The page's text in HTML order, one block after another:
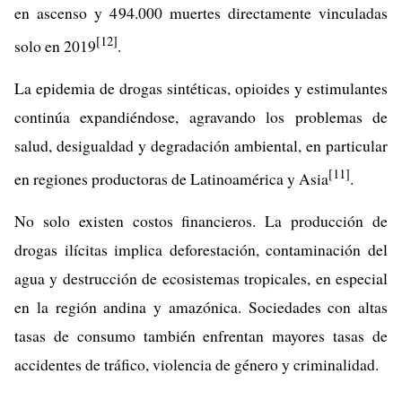
en ascenso y 494.000 muertes directamente vinculadas
solo en 2019[12].
La epidemia de drogas sintéticas, opioides y estimulantes
continúa expandiéndose, agravando los problemas de
salud, desigualdad y degradación ambiental, en particular
en regiones productoras de Latinoamérica y Asia[11].
No solo existen costos financieros. La producción de
drogas ilícitas implica deforestación, contaminación del
agua y destrucción de ecosistemas tropicales, en especial
en la región andina y amazónica. Sociedades con altas
tasas de consumo también enfrentan mayores tasas de
accidentes de tráfico, violencia de género y criminalidad.